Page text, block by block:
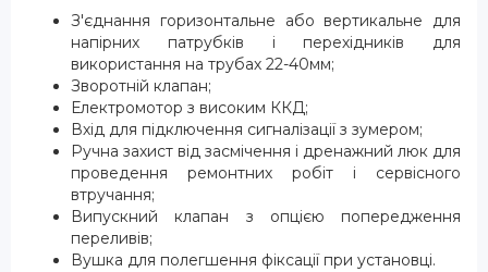
З'єднання горизонтальне або вертикальне для
напірних патрубків і перехідників для
використання на трубах 22-40мм;
Зворотній клапан;
Електромотор з високим ККД;
Вхід для підключення сигналізації з зумером;
Ручна захист від засмічення і дренажний люк для
проведення ремонтних робіт і сервісного
втручання;
Випускний клапан з опцією попередження
переливів;
Вушка для полегшення фіксації при установці.